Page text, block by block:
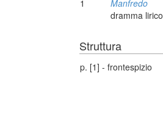
1
Manfredo
dramma lirico
Struttura
p. [1] - frontespizio